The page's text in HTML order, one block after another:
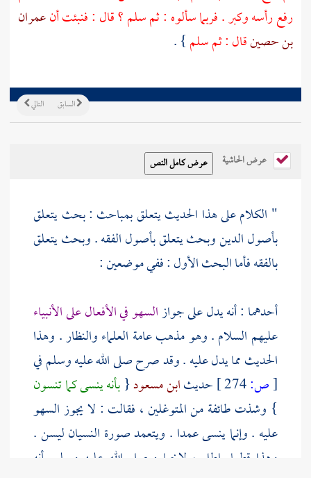
رفع رأسه وكبر . فربما سألوه : ثم سلم ؟ قال : فنبئت أنعمران
بن حصينقال : ثم سلم} .
التالي السابق
عرض الحاشية
" الكلام على هذا الحديث يتعلق بمباحث : بحث يتعلق
بأصول الدين وبحث يتعلق بأصول الفقه . وبحث يتعلق
بالفقه فأما البحث الأول : ففي موضعين :
أحدهما : أنه يدل على جوازالسهو في الأفعال على الأنبياء
عليهم السلام . وهو مذهب عامة العلماء والنظار . وهذا
الحديث مما يدل عليه . وقد صرح صلى الله عليه وسلم في
[ص: حديثابن مسعود{بأنه ينسى كما تنسون
} وشذت طائفة من المتوغلين ، فقالت : لا يجوز السهو
عليه . وإنما ينسى عمدا . ويتعمد صورة النسيان ليسن .
وهذا قطعا باطل ، لإخباره صلى الله عليه وسلم بأنه